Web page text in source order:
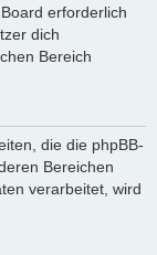
erforderlich
dich
Bereich
die die phpBB-
Bereichen
verarbeitet, wird